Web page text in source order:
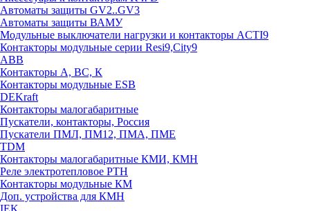
Автоматы защиты GV2..GV3
Автоматы защиты ВАМУ
Модульные выключатели нагрузки и контакторы ACTI9
Контакторы модульные серии Resi9,City9
ABB
Контакторы А, ВС, К
Контакторы модульные ESB
DEKraft
Контакторы малогабаритные
Пускатели, контакторы, Россия
Пускатели ПМЛ, ПМ12, ПМА, ПМЕ
TDM
Контакторы малогабаритные КМИ, КМН
Реле электротепловое РТН
Контакторы модульные КМ
Доп. устройства для КМН
IEK